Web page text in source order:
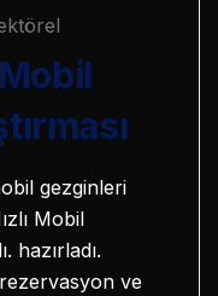
gezginleri
Mobil
hazırladı.
ve